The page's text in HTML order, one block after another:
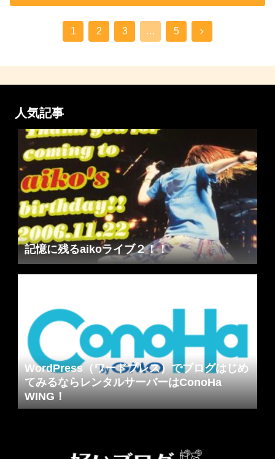
1 2 3 … 5
人気記事
記憶に残るaikoライブ２！！
WordPress（ワードプレス）でブログはじめ
てみるならレンタルサーバーはConoHa
WING！